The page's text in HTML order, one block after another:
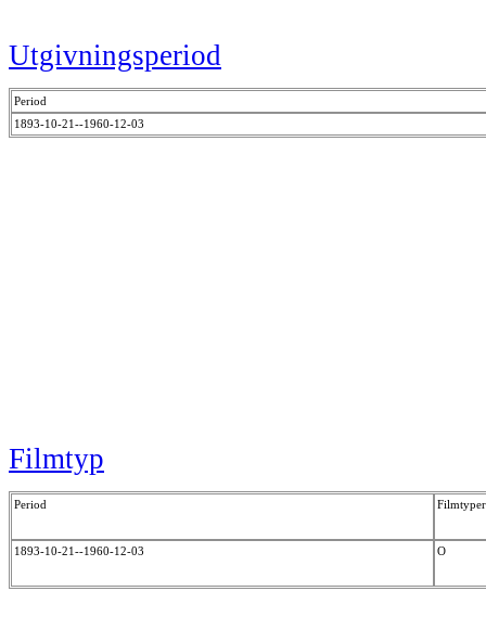
Utgivningsperiod
Period
1893-10-21--1960-12-03
Filmtyp
Period Filmtyper
1893-10-21--1960-12-03 O